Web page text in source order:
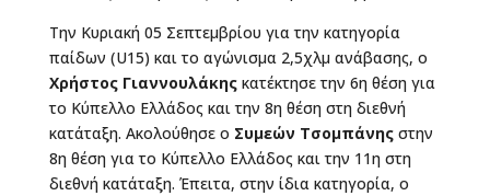
Την Κυριακή 05 Σεπτεμβρίου για την κατηγορία
παίδων (U15) και το αγώνισμα 2,5χλμ ανάβασης, o
Χρήστος Γιαννουλάκηςκατέκτησε την 6η θέση για
το Κύπελλο Ελλάδος και την 8η θέση στη διεθνή
κατάταξη. Ακολούθησε ο Συμεών Τσομπάνηςστην
8η θέση για το Κύπελλο Ελλάδος και την 11η στη
διεθνή κατάταξη. Έπειτα, στην ίδια κατηγορία, ο